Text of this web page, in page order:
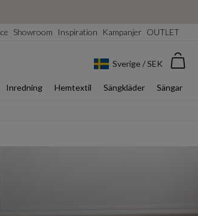
Showroom Inspiration Kampanjer OUTLET
Sverige / SEK
Inredning Hemtextil Sängkläder Sängar